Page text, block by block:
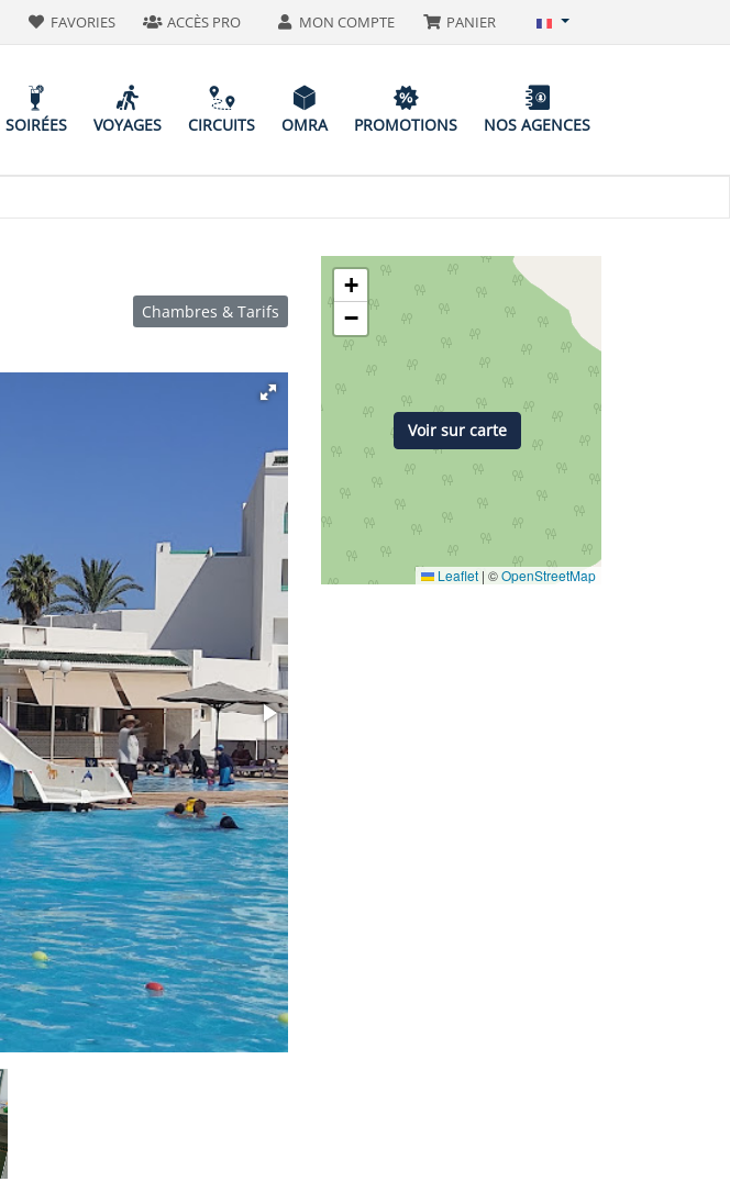
FAVORIES ACCÈS PRO MON COMPTE PANIER
SOIRÉES VOYAGES CIRCUITS OMRA PROMOTIONS NOS AGENCES
Chambres & Tarifs
+
−
Leaflet | ©OpenStreetMap
Voir sur carte